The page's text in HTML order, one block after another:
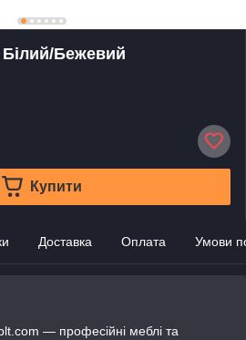
Білий/Бежевий
Купити
Доставка Оплата Умови
— професійні меблі та